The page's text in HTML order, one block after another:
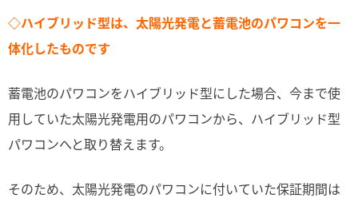
◇ハイブリッド型は、太陽光発電と蓄電池のパワコンを一
体化したものです
蓄電池のパワコンをハイブリッド型にした場合、今まで使
用していた太陽光発電用のパワコンから、ハイブリッド型
パワコンへと取り替えます。
そのため、太陽光発電のパワコンに付いていた保証期間は